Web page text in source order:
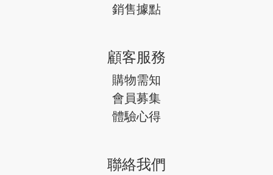
銷售據點
顧客服務
購物需知
會員募集
體驗心得
聯絡我們